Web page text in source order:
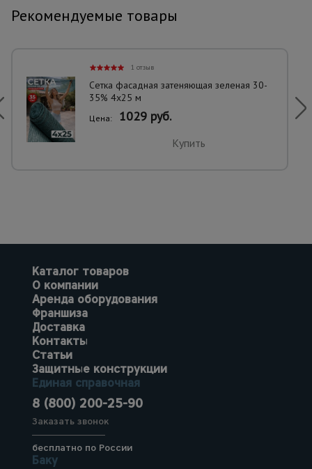
Рекомендуемые товары
1 отзыв
Сетка фасадная затеняющая зеленая 30-
35% 4х25 м
Цена: 1029 руб.
Купить
Каталог товаров
О компании
Аренда оборудования
Франшиза
Доставка
Контакты
Статьи
Защитные конструкции
Единая справочная
8 (800) 200-25-90
Заказать звонок
бесплатно по России
Баку